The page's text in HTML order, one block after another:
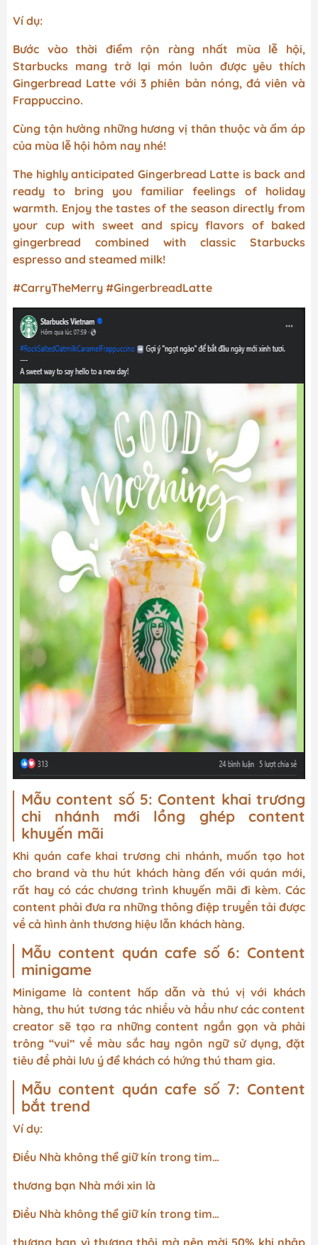
Ví dụ:
Bước vào thời điểm rộn ràng nhất mùa lễ hội,
Starbucks mang trở lại món luôn được yêu thích
Gingerbread Latte với 3 phiên bản nóng, đá viên và
Frappuccino.
Cùng tận hưởng những hương vị thân thuộc và ấm áp
của mùa lễ hội hôm nay nhé!
The highly anticipated Gingerbread Latte is back and
ready to bring you familiar feelings of holiday
warmth. Enjoy the tastes of the season directly from
your cup with sweet and spicy flavors of baked
gingerbread combined with classic Starbucks
espresso and steamed milk!
#CarryTheMerry #GingerbreadLatte
Mẫu content số 5: Content khai trương
chi nhánh mới lồng ghép content
khuyến mãi
Khi quán cafe khai trương chi nhánh, muốn tạo hot
cho brand và thu hút khách hàng đến với quán mới,
rất hay có các chương trình khuyến mãi đi kèm. Các
content phải đưa ra những thông điệp truyền tải được
về cả hình ảnh thương hiệu lẫn khách hàng.
Mẫu content quán cafe số 6: Content
minigame
Minigame là content hấp dẫn và thú vị với khách
hàng, thu hút tương tác nhiều và hầu như các content
creator sẽ tạo ra những content ngắn gọn và phải
trông “vui” về màu sắc hay ngôn ngữ sử dụng, đặt
tiêu đề phải lưu ý để khách có hứng thú tham gia.
Mẫu content quán cafe số 7: Content
bắt trend
Ví dụ:
Điều Nhà không thể giữ kín trong tim…
thương bạn Nhà mới xin là
Điều Nhà không thể giữ kín trong tim…
thương bạn vì thương thôi mà nên mời 50% khi nhập